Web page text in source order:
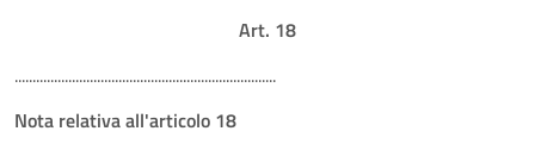
Art. 18
.........................................................................
Nota relativa all'articolo 18